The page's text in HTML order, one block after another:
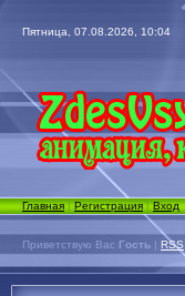
Пятница, 07.08.2026, 10:04
Главная|Регистрация|Вход
Приветствую Вас Гость | RSS